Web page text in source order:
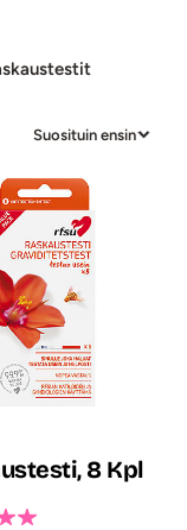
Suosituin ensin
8 Kpl